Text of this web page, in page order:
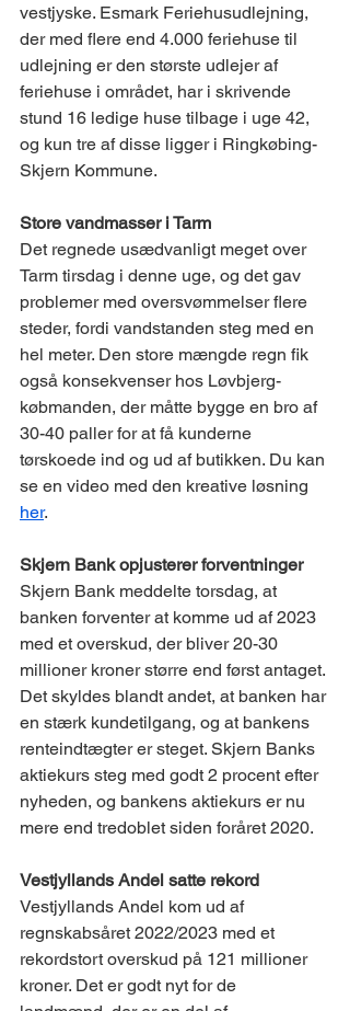
vestjyske. Esmark Feriehusudlejning,
der med flere end 4.000 feriehuse til
udlejning er den største udlejer af
feriehuse i området, har i skrivende
stund 16 ledige huse tilbage i uge 42,
og kun tre af disse ligger i Ringkøbing-
Skjern Kommune.
Store vandmasser i Tarm
Det regnede usædvanligt meget over
Tarm tirsdag i denne uge, og det gav
problemer med oversvømmelser flere
steder, fordi vandstanden steg med en
hel meter. Den store mængde regn fik
også konsekvenser hos Løvbjerg-
købmanden, der måtte bygge en bro af
30-40 paller for at få kunderne
tørskoede ind og ud af butikken. Du kan
se en video med den kreative løsning
her.
Skjern Bank opjusterer forventninger
Skjern Bank meddelte torsdag, at
banken forventer at komme ud af 2023
med et overskud, der bliver 20-30
millioner kroner større end først antaget.
Det skyldes blandt andet, at banken har
en stærk kundetilgang, og at bankens
renteindtægter er steget. Skjern Banks
aktiekurs steg med godt 2 procent efter
nyheden, og bankens aktiekurs er nu
mere end tredoblet siden foråret 2020.
Vestjyllands Andel satte rekord
Vestjyllands Andel kom ud af
regnskabsåret 2022/2023 med et
rekordstort overskud på 121 millioner
kroner. Det er godt nyt for de